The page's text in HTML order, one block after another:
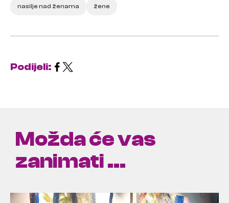
nasilje nad ženama žene
Podijeli:
Možda će vas
zanimati ...